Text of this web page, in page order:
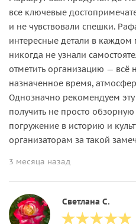
все ключевые
и не чувствовали спешки.
интересные детали в
никогда не узнали
отметить организацию — всё
назначенное время,
Однозначно рекомендуем эту
получить не просто
погружение в историю и
организаторам за такой
3 месяца назад
Светлана С.